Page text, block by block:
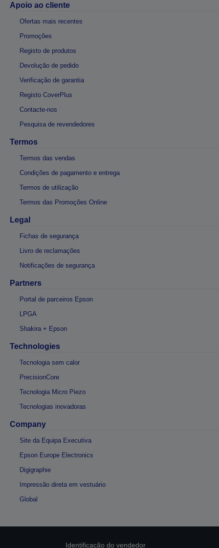
Apoio ao cliente
Ofertas mais recentes
Promoções
Registo de produtos
Devolução de pedido
Verificação de garantia
Registo CoverPlus
Contacte-nos
Pesquisa de revendedores
Termos
Termos das vendas
Condições de pagamento e entrega
Termos de utilização
Termos das Promoções Online
Legal
Fichas de segurança
Livro de reclamações
Notificações de segurança
Partners
Portal de parceiros Epson
LPGA
Shakira + Epson
Technologies
Tecnologia sem calor
PrecisionCore
Tecnologia Micro Piezo
Tecnologias inovadoras
Company
Site da Equipa Executiva
Epson Europe Electronics
Digigraphie
Impressão direta em vestuário
Global
Identificação do vendedor